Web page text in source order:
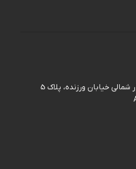
تهران، خیابان بهار شمالی خيابان ورزنده، پلاک 5